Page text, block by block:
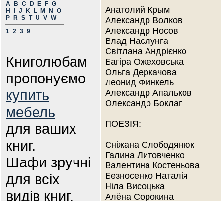
A
B C D E F G
H
J K L M N
O
P
R S T U V W
1 2 3 9
Книголюбам
пропонуємо
купить
мебель
для ваших
книг.
Шафи зручні
для всіх
видів книг,
Анатолий Крым
Александр Волков
Александр Носов
Влад Наслунга
Світлана Андрієнко
Багіра Ожеховська
Ольга Деркачова
Леонид Финкель
Александр Апальков
Олександр Боклаг
ПОЕЗІЯ:
Сніжана Слободянюк
Галина Литовченко
Валентина Костеньова
Безносенко Наталія
Ніла Висоцька
Алёна Сорокина